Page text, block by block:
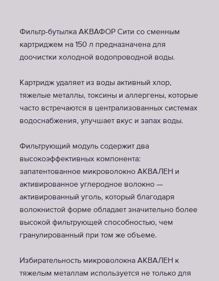
Фильтр-бутылка АКВАФОР Сити со сменным
картриджем на 150 л предназначена для
доочистки холодной водопроводной воды.
Картридж удаляет из воды активный хлор,
тяжелые металлы, токсины и аллергены, которые
часто встречаются в централизованных системах
водоснабжения, улучшает вкус и запах воды.
Фильтрующий модуль содержит два
высокоэффективных компонента:
запатентованное микроволокно АКВАЛЕН и
активированное углеродное волокно —
активированный уголь, который благодаря
волокнистой форме обладает значительно более
высокой фильтрующей способностью, чем
гранулированный при том же объеме.
Избирательность микроволокна АКВАЛЕН к
тяжелым металлам используется не только для